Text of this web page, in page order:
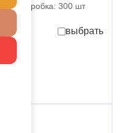
1 шт коробка: 300 шт
выбрать